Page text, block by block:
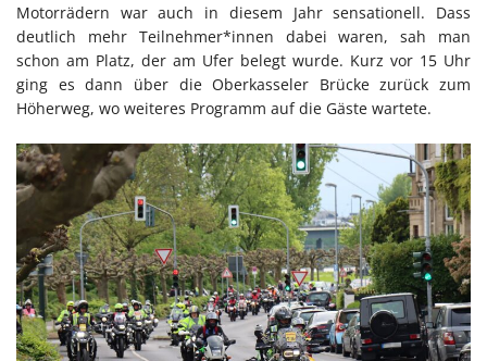
Motorrädern war auch in diesem Jahr sensationell. Dass
deutlich mehr Teilnehmer*innen dabei waren, sah man
schon am Platz, der am Ufer belegt wurde. Kurz vor 15 Uhr
ging es dann über die Oberkasseler Brücke zurück zum
Höherweg, wo weiteres Programm auf die Gäste wartete.